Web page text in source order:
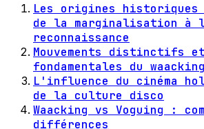
Les origines historiques
de la marginalisation à
reconnaissance
Mouvements distinctifs
fondamentales du waacking
L'influence du cinéma
de la culture disco
Waacking vs Voguing :
différences